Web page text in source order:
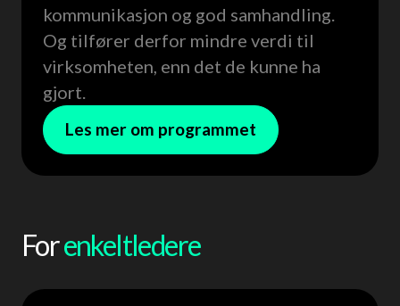
kommunikasjon og god samhandling.
Og tilfører derfor mindre verdi til
virksomheten, enn det de kunne ha
gjort.
Les mer om programmet
Forenkeltledere